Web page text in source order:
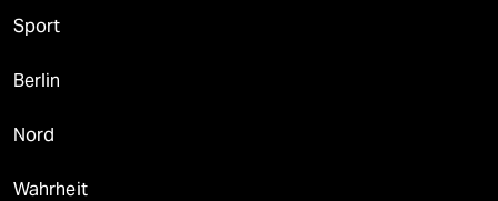
Sport
Berlin
Nord
Wahrheit